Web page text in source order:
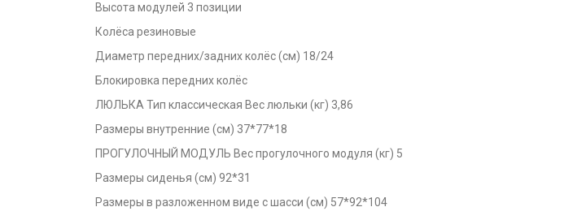
Высота модулей 3 позиции
Колёса резиновые
Диаметр передних/задних колёс (см) 18/24
Блокировка передних колёс
ЛЮЛЬКА Тип классическая Вес люльки (кг) 3,86
Размеры внутренние (см) 37*77*18
ПРОГУЛОЧНЫЙ МОДУЛЬ Вес прогулочного модуля (кг) 5
Размеры сиденья (см) 92*31
Размеры в разложенном виде с шасси (см) 57*92*104